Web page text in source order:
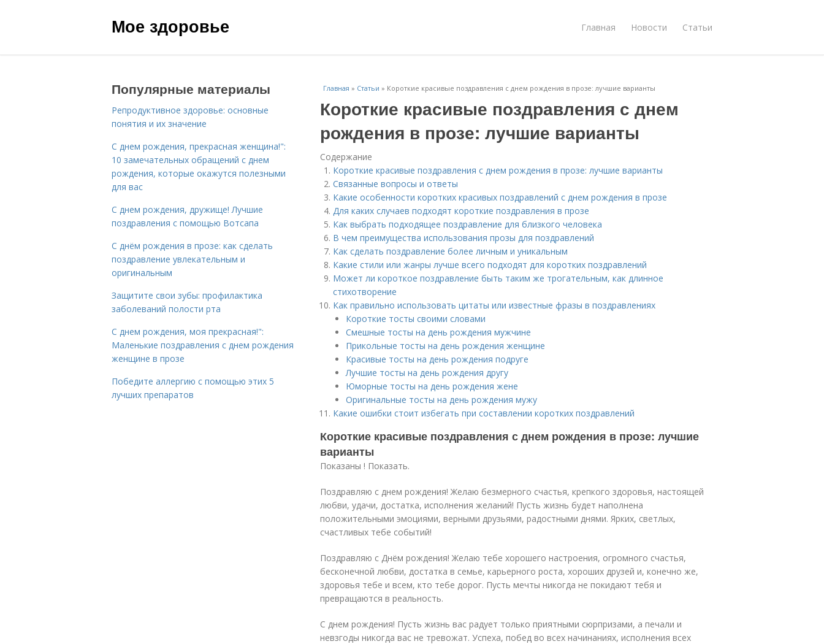
Мое здоровье Главная Новости Статьи
Главная » Статьи » Короткие красивые поздравления с днем рождения в прозе: лучшие варианты
Короткие красивые поздравления с днем
рождения в прозе: лучшие варианты
Содержание
Короткие красивые поздравления с днем рождения в прозе: лучшие варианты
Связанные вопросы и ответы
Какие особенности коротких красивых поздравлений с днем рождения в прозе
Для каких случаев подходят короткие поздравления в прозе
Как выбрать подходящее поздравление для близкого человека
В чем преимущества использования прозы для поздравлений
Как сделать поздравление более личным и уникальным
Какие стили или жанры лучше всего подходят для коротких поздравлений
Может ли короткое поздравление быть таким же трогательным, как длинное
стихотворение
Как правильно использовать цитаты или известные фразы в поздравлениях
Короткие тосты своими словами
Смешные тосты на день рождения мужчине
Прикольные тосты на день рождения женщине
Красивые тосты на день рождения подруге
Лучшие тосты на день рождения другу
Юморные тосты на день рождения жене
Оригинальные тосты на день рождения мужу
Какие ошибки стоит избегать при составлении коротких поздравлений
Короткие красивые поздравления с днем рождения в прозе: лучшие
варианты
Показаны ! Показать.
Поздравляю с днем рождения! Желаю безмерного счастья, крепкого здоровья, настоящей
любви, удачи, достатка, исполнения желаний! Пусть жизнь будет наполнена
положительными эмоциями, верными друзьями, радостными днями. Ярких, светлых,
счастливых тебе событий!
Поздравляю с Днём рождения! Желаю тебе хорошего настроения, огромного счастья,
бесконечной любви, достатка в семье, карьерного роста, хороших друзей и, конечно же,
здоровья тебе и всем, кто тебе дорог. Пусть мечты никогда не покидают тебя и
превращаются в реальность.
С днем рождения! Пусть жизнь вас радует только приятными сюрпризами, а печали и
невзгоды никогда вас не тревожат. Успеха, побед во всех начинаниях, исполнения всех
Популярные материалы
Репродуктивное здоровье: основные
понятия и их значение
С днем рождения, прекрасная женщина!":
10 замечательных обращений с днем
рождения, которые окажутся полезными
для вас
С днем рождения, дружище! Лучшие
поздравления с помощью Вотсапа
С днём рождения в прозе: как сделать
поздравление увлекательным и
оригинальным
Защитите свои зубы: профилактика
заболеваний полости рта
С днем рождения, моя прекрасная!":
Маленькие поздравления с днем рождения
женщине в прозе
Победите аллергию с помощью этих 5
лучших препаратов